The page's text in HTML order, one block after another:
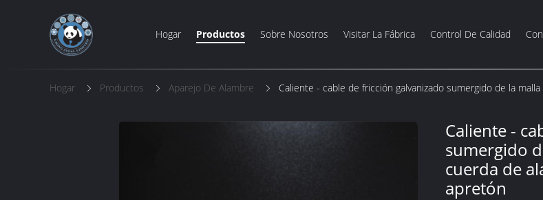
Hogar Productos Sobre Nosotros Visitar La Fábrica Control De Calidad
Hogar Productos Aparejo De Alambre Caliente - cable de fricción galvanizado sumergido de la
Caliente -
sumergido
cuerda de
apretón